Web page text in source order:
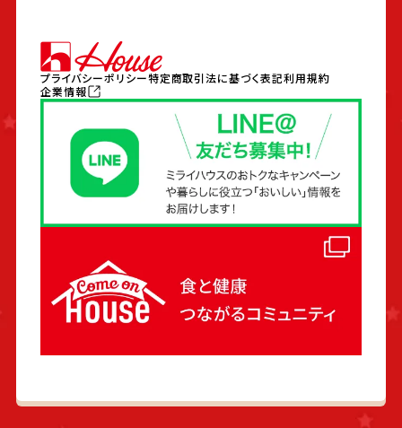
プライバシーポリシー特定商取引法に基づく表記利用規約
企業情報